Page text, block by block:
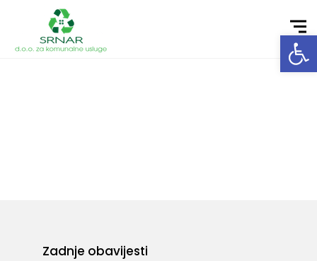
Open toolbar
Zadnje obavijesti